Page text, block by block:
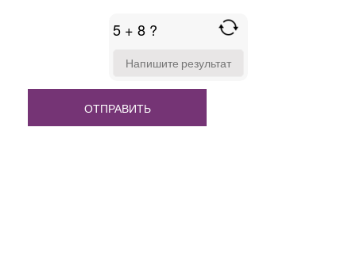
5 + 8 ?
FOR
+